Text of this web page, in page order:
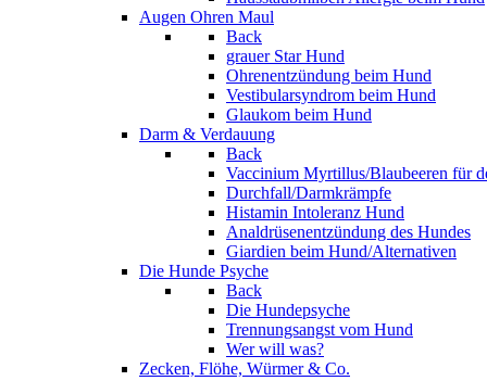
Augen Ohren Maul
Back
grauer Star Hund
Ohrenentzündung beim Hund
Vestibularsyndrom beim Hund
Glaukom beim Hund
Darm & Verdauung
Back
Vaccinium Myrtillus/Blaubeeren für
Durchfall/Darmkrämpfe
Histamin Intoleranz Hund
Analdrüsenentzündung des Hundes
Giardien beim Hund/Alternativen
Die Hunde Psyche
Back
Die Hundepsyche
Trennungsangst vom Hund
Wer will was?
Zecken, Flöhe, Würmer & Co.